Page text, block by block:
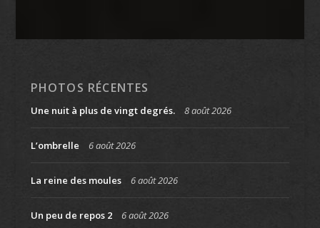
PHOTOS RÉCENTES
Une nuit à plus de vingt degrés. 8 août 2026
L’ombrelle 6 août 2026
La reine des moules 6 août 2026
Un peu de repos 2 6 août 2026